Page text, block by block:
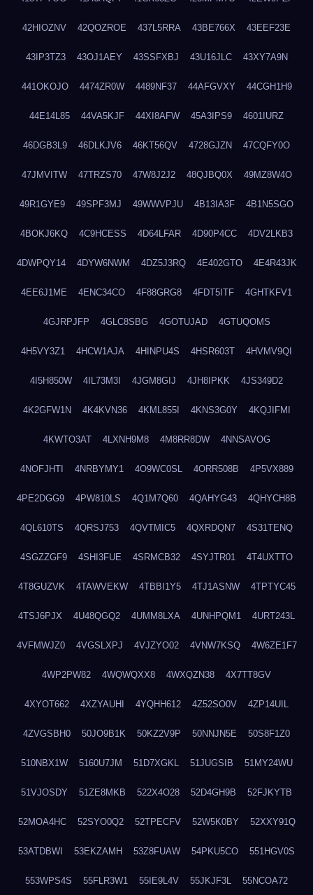
42HIOZNV 42QOZROE 437L5RRA 43BE766X 43EEF23E
43IP3TZ3 43OJ1AEY 43SSFXBJ 43U16JLC 43XY7A9N
441OKOJO 4474ZR0W 4489NF37 44AFGVXY 44CGH1H9
44E14L85 44VA5KJF 44XI8AFW 45A3IPS9 4601IURZ
46DGB3L9 46DLKJV6 46KT56QV 4728GJZN 47CQFY0O
47JMVITW 47TRZS70 47W8J2J2 48QJBQ0X 49MZ8W4O
49R1GYE9 49SPF3MJ 49WWVPJU 4B13IA3F 4B1N5SGO
4BOKJ6KQ 4C9HCESS 4D64LFAR 4D90P4CC 4DV2LKB3
4DWPQY14 4DYW6NWM 4DZ5J3RQ 4E402GTO 4E4R43JK
4EE6J1ME 4ENC34CO 4F88GRG8 4FDT5ITF 4GHTKFV1
4GJRPJFP 4GLC8SBG 4GOTUJAD 4GTUQOMS
4H5VY3Z1 4HCW1AJA 4HINPU4S 4HSR603T 4HVMV9QI
4I5H850W 4IL73M3I 4JGM8GIJ 4JH8IPKK 4JS349D2
4K2GFW1N 4K4KVN36 4KML855I 4KNS3G0Y 4KQJIFMI
4KWTO3AT 4LXNH9M8 4M8RR8DW 4NNSAVOG
4NOFJHTI 4NRBYMY1 4O9WC0SL 4ORR508B 4P5VX889
4PE2DGG9 4PW810LS 4Q1M7Q60 4QAHYG43 4QHYCH8B
4QL610TS 4QRSJ753 4QVTMIC5 4QXRDQN7 4S31TENQ
4SGZZGF9 4SHI3FUE 4SRMCB32 4SYJTR01 4T4UXTTO
4T8GUZVK 4TAWVEKW 4TBBI1Y5 4TJ1ASNW 4TPTYC45
4TSJ6PJX 4U48QGQ2 4UMM8LXA 4UNHPQM1 4URT243L
4VFMWJZ0 4VGSLXPJ 4VJZYO02 4VNW7KSQ 4W6ZE1F7
4WP2PW82 4WQWQXX8 4WXQZN38 4X7TT8GV
4XYOT662 4XZYAUHI 4YQHH612 4Z52SO0V 4ZP14UIL
4ZVGSBH0 50JO9B1K 50KZ2V9P 50NNJN5E 50S8F1Z0
510NBX1W 5160U7JM 51D7XGKL 51JUGSIB 51MY24WU
51VJOSDY 51ZE8MKB 522X4O28 52D4GH9B 52FJKYTB
52MOA4HC 52SYO0Q2 52TPECFV 52W5K0BY 52XXY91Q
53ATDBWI 53EKZAMH 53Z8FUAW 54PKU5CO 551HGV0S
553WPS4S 55FLR3W1 55IE9L4V 55JKJF3L 55NCOA72